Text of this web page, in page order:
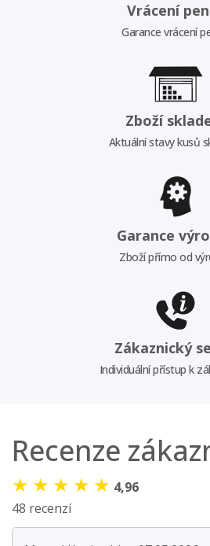
Vrácení
Garance vrácení
Zboží
Aktuální stavy kusů
Garance
Zboží přímo od
Zákaznický
Individuální přístup k
Recenze
★ ★ ★ ★ ★ 4,96
48 recenzí